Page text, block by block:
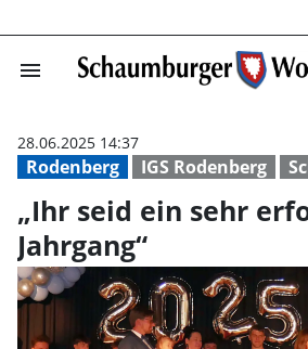
menu „Ihr
Rodenberg IGS Rodenberg
28.06.2025 14:37
„Ihr seid ein sehr
Jahrgang“